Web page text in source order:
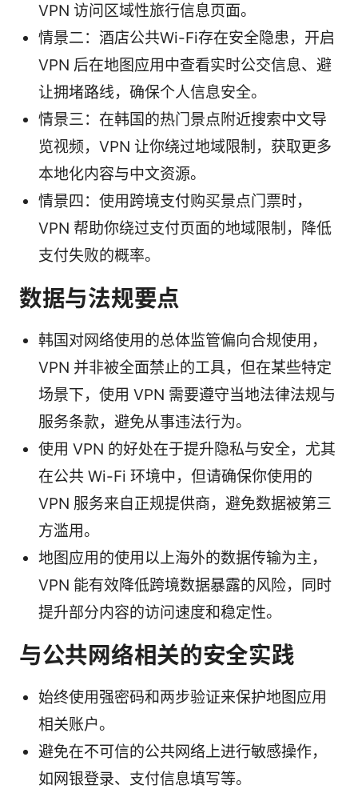
VPN 访问区域性旅行信息页面。
情景二：酒店公共Wi-Fi存在安全隐患，开启
VPN 后在地图应用中查看实时公交信息、避
让拥堵路线，确保个人信息安全。
情景三：在韩国的热门景点附近搜索中文导
览视频，VPN 让你绕过地域限制，获取更多
本地化内容与中文资源。
情景四：使用跨境支付购买景点门票时，
VPN 帮助你绕过支付页面的地域限制，降低
支付失败的概率。
数据与法规要点
韩国对网络使用的总体监管偏向合规使用，
VPN 并非被全面禁止的工具，但在某些特定
场景下，使用 VPN 需要遵守当地法律法规与
服务条款，避免从事违法行为。
使用 VPN 的好处在于提升隐私与安全，尤其
在公共 Wi-Fi 环境中，但请确保你使用的
VPN 服务来自正规提供商，避免数据被第三
方滥用。
地图应用的使用以上海外的数据传输为主，
VPN 能有效降低跨境数据暴露的风险，同时
提升部分内容的访问速度和稳定性。
与公共网络相关的安全实践
始终使用强密码和两步验证来保护地图应用
相关账户。
避免在不可信的公共网络上进行敏感操作，
如网银登录、支付信息填写等。